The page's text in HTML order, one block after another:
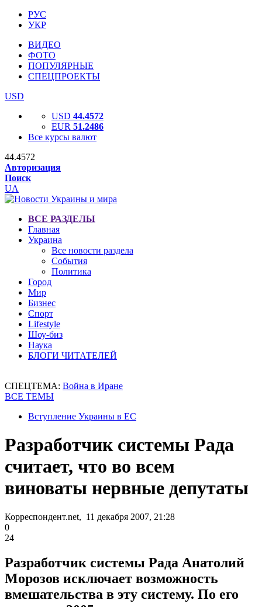
РУС
УКР
ВИДЕО
ФОТО
ПОПУЛЯРНЫЕ
СПЕЦПРОЕКТЫ
USD
USD 44.4572
EUR 51.2486
Все курсы валют
44.4572
Авторизация
Поиск
UA
ВСЕ РАЗДЕЛЫ
Главная
Украина
Все новости раздела
События
Политика
Город
Мир
Бизнес
Спорт
Lifestyle
Шоу-биз
Наука
БЛОГИ ЧИТАТЕЛЕЙ
СПЕЦТЕМА: Война в Иране
ВСЕ ТЕМЫ
Вступление Украины в ЕС
Разработчик системы Рада
считает, что во всем
виноваты нервные депутаты
Корреспондент.net, 11 декабря 2007, 21:28
0
24
Разработчик системы Рада Анатолий
Морозов исключает возможность
вмешательства в эту систему. По его